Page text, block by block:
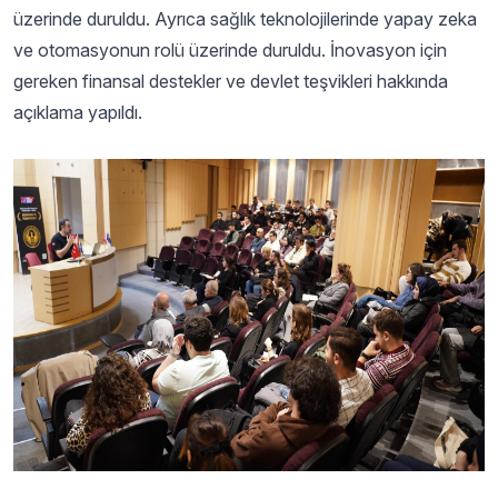
üzerinde duruldu. Ayrıca sağlık teknolojilerinde yapay zeka
ve otomasyonun rolü üzerinde duruldu. İnovasyon için
gereken finansal destekler ve devlet teşvikleri hakkında
açıklama yapıldı.